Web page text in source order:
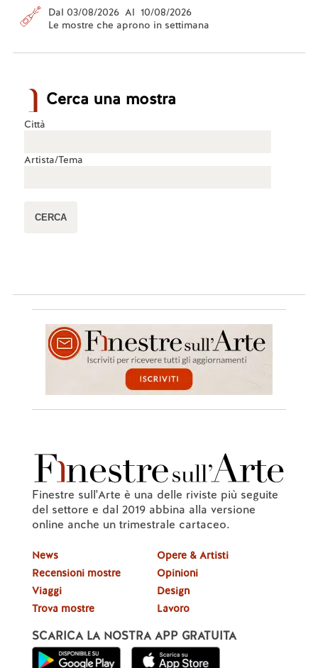
Dal 03/08/2026 Al 10/08/2026
Le mostre che aprono in settimana
Cerca una mostra
Città
Artista/Tema
Finestre sull'Arte è una delle riviste più seguite
del settore e dal 2019 abbina alla versione
online anche un trimestrale cartaceo.
News
Recensioni mostre
Viaggi
Trova mostre
Opere & Artisti
Opinioni
Design
Lavoro
SCARICA LA NOSTRA APP GRATUITA